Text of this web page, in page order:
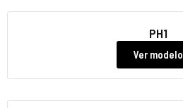
PH1
Ver modelo